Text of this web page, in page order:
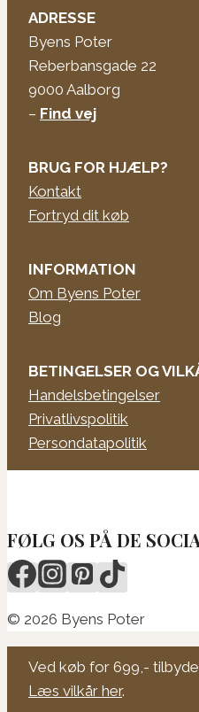
ADRESSE
Byens Poter
Reberbansgade 22
9000 Aalborg
– Find vej
BRUG FOR HJÆLP?
Kontakt
Fortryd dit køb
INFORMATION
Om Byens Poter
Blog
BETINGELSER OG
Handelsbetingelser
Privatlivspolitik
Persondatapolitik
FØLG OS PÅ DE
© 2026 Byens Poter
Ved køb for 699,-
Læs vilkår her.